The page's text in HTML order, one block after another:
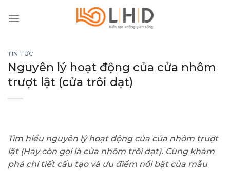
TIN TỨC
Nguyên lý hoạt động của cửa nhôm
trượt lật (cửa trôi dạt)
Tìm hiểu nguyên lý hoạt động của cửa nhôm trượt
lật (Hay còn gọi là cửa nhôm trôi dạt). Cùng khám
phá chi tiết cấu tạo và ưu điểm nổi bật của mẫu